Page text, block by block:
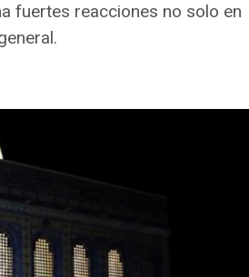
fuertes reacciones no solo en